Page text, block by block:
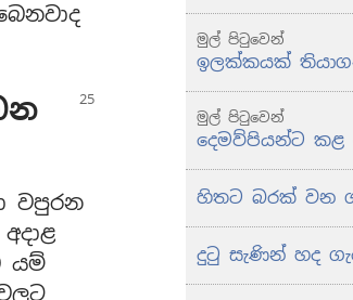
වපුරන
යම්
මුල් පිටුවෙන්
ඉලක්කයක්
මුල් පිටුවෙන්
දෙමව්පියන්ට කළ
හිතට බරක් වන
දුටු සැණින් හද